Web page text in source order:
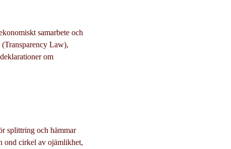
samarbete och
Law),
om
splittring och hämmar
ond cirkel av ojämlikhet,